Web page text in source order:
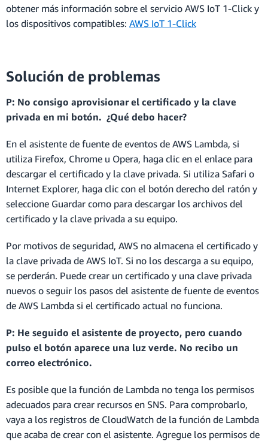
obtener más información sobre el servicio AWS IoT 1-Click y
los dispositivos compatibles: AWS IoT 1-Click
Solución de problemas
P: No consigo aprovisionar el certificado y la clave
privada en mi botón. ¿Qué debo hacer?
En el asistente de fuente de eventos de AWS Lambda, si
utiliza Firefox, Chrome u Opera, haga clic en el enlace para
descargar el certificado y la clave privada. Si utiliza Safari o
Internet Explorer, haga clic con el botón derecho del ratón y
seleccione Guardar como para descargar los archivos del
certificado y la clave privada a su equipo.
Por motivos de seguridad, AWS no almacena el certificado y
la clave privada de AWS IoT. Si no los descarga a su equipo,
se perderán. Puede crear un certificado y una clave privada
nuevos o seguir los pasos del asistente de fuente de eventos
de AWS Lambda si el certificado actual no funciona.
P: He seguido el asistente de proyecto, pero cuando
pulso el botón aparece una luz verde. No recibo un
correo electrónico.
Es posible que la función de Lambda no tenga los permisos
adecuados para crear recursos en SNS. Para comprobarlo,
vaya a los registros de CloudWatch de la función de Lambda
que acaba de crear con el asistente. Agregue los permisos de